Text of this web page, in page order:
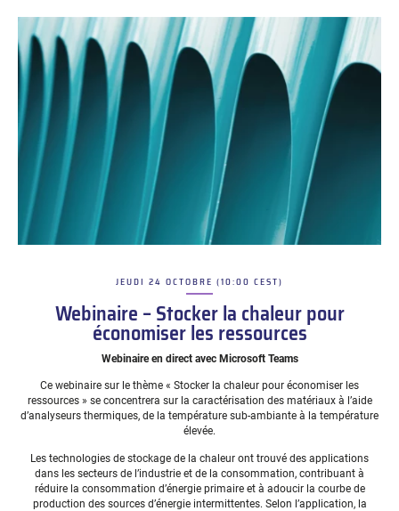
JEUDI 24 OCTOBRE (10:00 CEST)
–
Webinaire – Stocker la chaleur pour
économiser les ressources
Webinaire en direct avec Microsoft Teams
Ce webinaire sur le thème « Stocker la chaleur pour économiser les
ressources » se concentrera sur la caractérisation des matériaux à l’aide
d’analyseurs thermiques, de la température sub-ambiante à la température
élevée.
Les technologies de stockage de la chaleur ont trouvé des applications
dans les secteurs de l’industrie et de la consommation, contribuant à
réduire la consommation d’énergie primaire et à adoucir la courbe de
production des sources d’énergie intermittentes. Selon l’application, la